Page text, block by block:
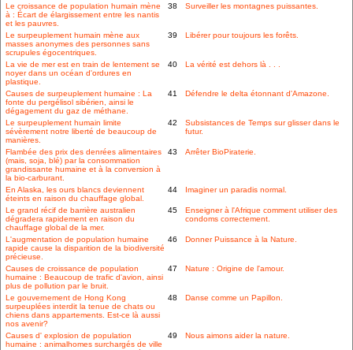
Le croissance de population humain mène
à : Écart de élargissement entre les nantis
et les pauvres.
38 Surveiller les montagnes puissantes.
Le surpeuplement humain mène aux
masses anonymes des personnes sans
scrupules égocentriques.
39 Libérer pour toujours les forêts.
La vie de mer est en train de lentement se
noyer dans un océan d'ordures en
plastique.
40 La vérité est dehors là . . .
Causes de surpeuplement humaine : La
fonte du pergélisol sibérien, ainsi le
dégagement du gaz de méthane.
41 Défendre le delta étonnant d'Amazone.
Le surpeuplement humain limite
sévèrement notre liberté de beaucoup de
manières.
42
Subsistances de Temps sur glisser dans le
futur.
Flambée des prix des denrées alimentaires
(mais, soja, blé) par la consommation
grandissante humaine et à la conversion à
la bio-carburant.
43 Arrêter BioPiraterie.
En Alaska, les ours blancs deviennent
éteints en raison du chauffage global.
44 Imaginer un paradis normal.
Le grand récif de barrière australien
dégradera rapidement en raison du
chauffage global de la mer.
45
Enseigner à l'Afrique comment utiliser des
condoms correctement.
L'augmentation de population humaine
rapide cause la disparition de la biodiversité
précieuse.
46 Donner Puissance à la Nature.
Causes de croissance de population
humaine : Beaucoup de trafic d'avion, ainsi
plus de pollution par le bruit.
47 Nature : Origine de l'amour.
Le gouvernement de Hong Kong
surpeuplées interdit la tenue de chats ou
chiens dans appartements. Est-ce là aussi
nos avenir?
48 Danse comme un Papillon.
Causes d' explosion de population
humaine : animalhomes surchargés de ville
49 Nous aimons aider la nature.